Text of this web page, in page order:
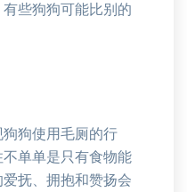
些狗狗可能比别的
狗使用毛厕的行
单单是只有食物能
抚、拥抱和赞扬会